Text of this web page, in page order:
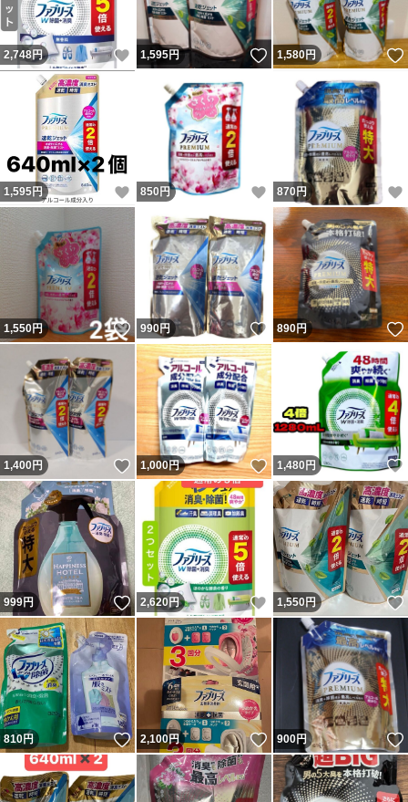
2,748円 いいね！
1,595円 いいね！
1,580円
1,595円 いいね！
850 円 いいね！
870円
1,550円 いいね！
990円 いいね！
890円
1,400円 いいね！
1,000円 いいね！
1,480 円
999円 いいね！
2,620円 いいね！
1,550円
810円 いいね！
2,100円 いいね！
900円